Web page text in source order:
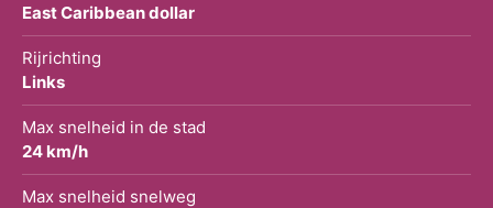
East Caribbean dollar
Rijrichting
Links
Max snelheid in de stad
24 km/h
Max snelheid snelweg